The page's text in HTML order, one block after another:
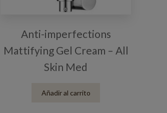
Anti-imperfections
Mattifying Gel Cream – All
Skin Med
Añadir al carrito